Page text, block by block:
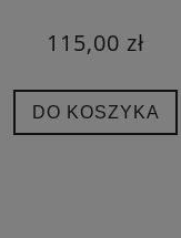
115,00 zł
DO KOSZYKA